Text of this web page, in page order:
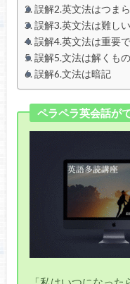
誤解2.英文法はつま
誤解3.英文法は難しい
誤解4.英文法は重要
誤解5.文法は解くもの
誤解6.文法は暗記
ペラペラ英会話が